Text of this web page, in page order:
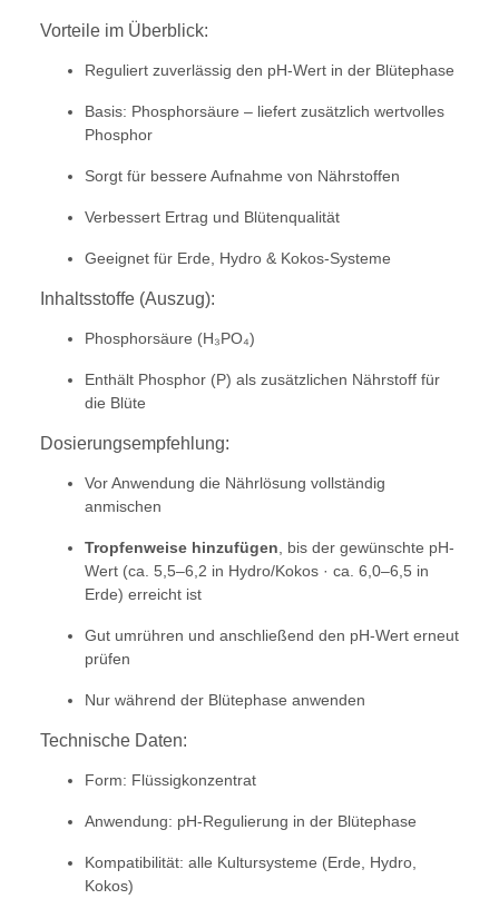
Vorteile im Überblick:
Reguliert zuverlässig den pH-Wert in der Blütephase
Basis: Phosphorsäure – liefert zusätzlich wertvolles
Phosphor
Sorgt für bessere Aufnahme von Nährstoffen
Verbessert Ertrag und Blütenqualität
Geeignet für Erde, Hydro & Kokos-Systeme
Inhaltsstoffe (Auszug):
Phosphorsäure (H₃PO₄)
Enthält Phosphor (P) als zusätzlichen Nährstoff für
die Blüte
Dosierungsempfehlung:
Vor Anwendung die Nährlösung vollständig
anmischen
Tropfenweise hinzufügen , bis der gewünschte pH-
Wert (ca. 5,5–6,2 in Hydro/Kokos · ca. 6,0–6,5 in
Erde) erreicht ist
Gut umrühren und anschließend den pH-Wert erneut
prüfen
Nur während der Blütephase anwenden
Technische Daten:
Form: Flüssigkonzentrat
Anwendung: pH-Regulierung in der Blütephase
Kompatibilität: alle Kultursysteme (Erde, Hydro,
Kokos)